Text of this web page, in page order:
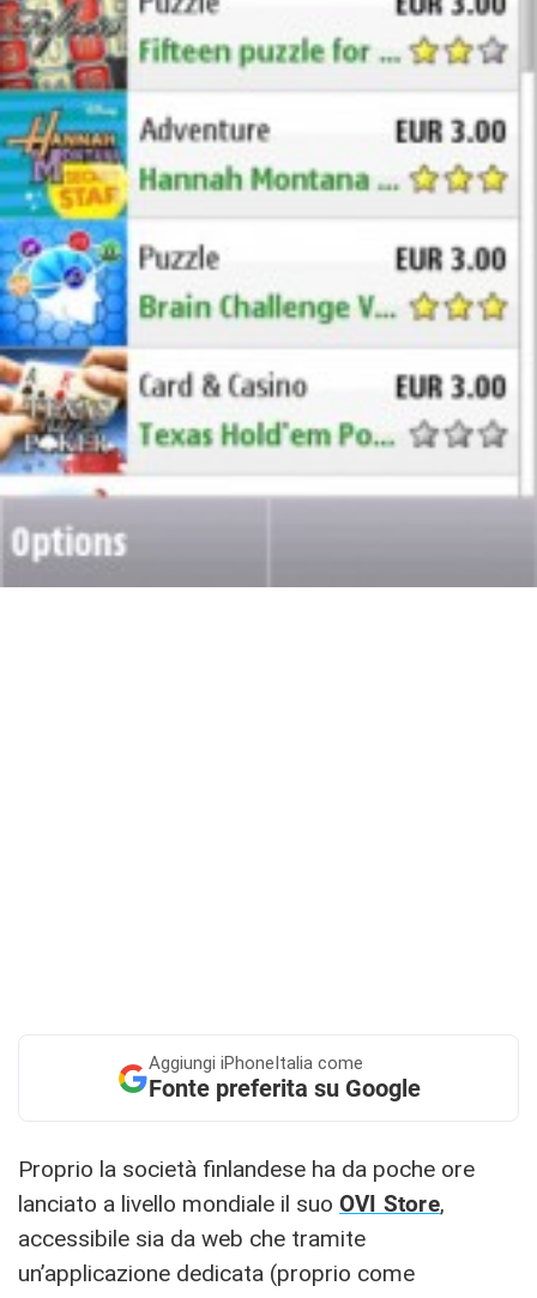
Aggiungi iPhoneItalia come
Fonte preferita su Google
Proprio la società finlandese ha da poche ore
lanciato a livello mondiale il suo OVI Store,
accessibile sia da web che tramite
un’applicazione dedicata (proprio come